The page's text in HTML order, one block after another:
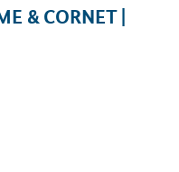
& CORNET |